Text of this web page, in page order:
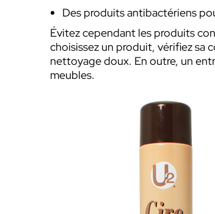
Des produits antibactériens
Évitez cependant les produits
choisissez un produit, vérifiez sa
nettoyage doux. En outre, un
meubles.